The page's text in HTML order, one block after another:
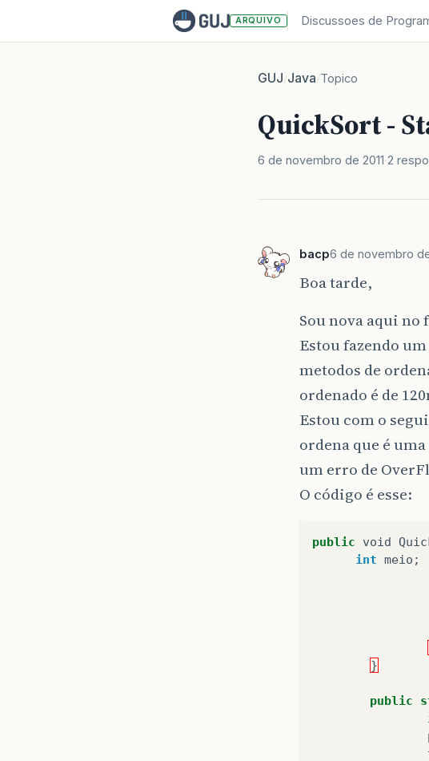
ARQUIVO Discussoes de
GUJ/Java/Topico
QuickSort -
6 de novembro de 2011 2
bacp6 de novembro de
Boa tarde,
Sou nova aqui no
Estou fazendo
metodos de
ordenado é de
Estou com o
ordena que é
um erro de
O código é esse:
public void
int meio ;
}
public